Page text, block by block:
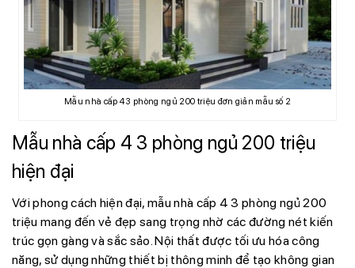
Mẫu nhà cấp 4 3 phòng ngủ 200 triệu đơn giản mẫu số 2
Mẫu nhà cấp 4 3 phòng ngủ 200 triệu
hiện đại
Với phong cách hiện đại, mẫu nhà cấp 4 3 phòng ngủ 200
triệu mang đến vẻ đẹp sang trọng nhờ các đường nét kiến
trúc gọn gàng và sắc sảo. Nội thất được tối ưu hóa công
năng, sử dụng những thiết bị thông minh để tạo không gian